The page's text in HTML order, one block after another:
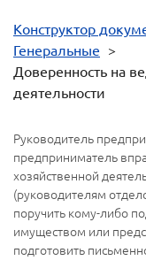
Конструктор
Генеральные >
Доверенность на
деятельности
Руководитель
предприниматель
хозяйственной
(руководителям
поручить кому-либо
имуществом или
подготовить